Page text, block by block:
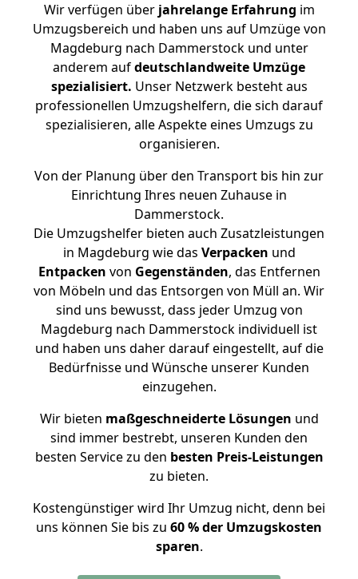
Wir verfügen überjahrelange Erfahrung im
Umzugsbereich und haben uns auf Umzüge von
Magdeburg nach Dammerstock und unter
anderem aufdeutschlandweite Umzüge
spezialisiert. Unser Netzwerk besteht aus
professionellen Umzugshelfern, die sich darauf
spezialisieren, alle Aspekte eines Umzugs zu
organisieren.
Von der Planung über den Transport bis hin zur
Einrichtung Ihres neuen Zuhause in
Dammerstock.
Die Umzugshelfer bieten auch Zusatzleistungen
in Magdeburg wie das Verpacken und
Entpacken von Gegenständen, das Entfernen
von Möbeln und das Entsorgen von Müll an. Wir
sind uns bewusst, dass jeder Umzug von
Magdeburg nach Dammerstock individuell ist
und haben uns daher darauf eingestellt, auf die
Bedürfnisse und Wünsche unserer Kunden
einzugehen.
Wir bieten maßgeschneiderte Lösungen und
sind immer bestrebt, unseren Kunden den
besten Service zu den besten Preis-Leistungen
zu bieten.
Kostengünstiger wird Ihr Umzug nicht, denn bei
uns können Sie bis zu 60 % der Umzugskosten
sparen.